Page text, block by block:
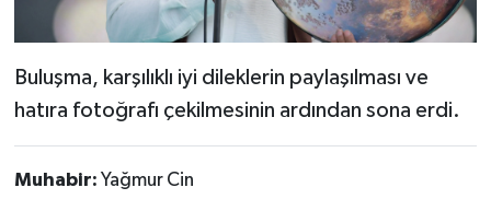
Buluşma, karşılıklı iyi dileklerin paylaşılması ve
hatıra fotoğrafı çekilmesinin ardından sona erdi.
Muhabir: Yağmur Cin